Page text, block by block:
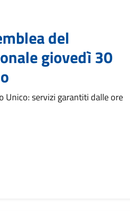
del
giovedì 30
Unico: servizi garantiti dalle ore